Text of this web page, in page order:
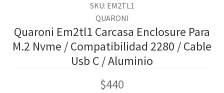
SKU: EM2TL1
QUARONI
Quaroni Em2tl1 Carcasa Enclosure Para
M.2 Nvme / Compatibilidad 2280 / Cable
Usb C / Aluminio
$440